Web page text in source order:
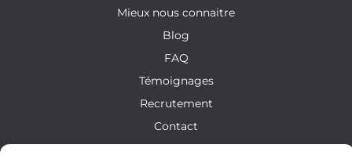
Mieux nous connaitre
Blog
FAQ
Témoignages
Recrutement
Contact